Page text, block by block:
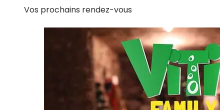
Vos prochains rendez-vous